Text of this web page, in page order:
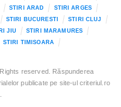
STIRI ARAD
STIRI ARGES
STIRI BUCURESTI
STIRI CLUJ
JIU
STIRI MARAMURES
STIRI TIMISOARA
Rights reserved. Răspunderea
publicate pe site-ul criteriul.ro